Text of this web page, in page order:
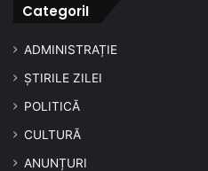
CategoriI
ADMINISTRAȚIE
ȘTIRILE ZILEI
POLITICĂ
CULTURĂ
ANUNȚURI